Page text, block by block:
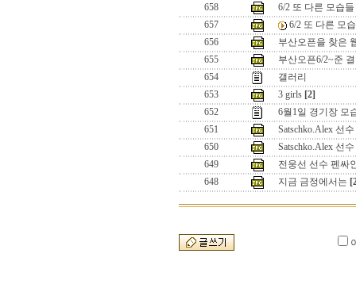
658
6/2 또 다른 모습들
657
6/2 또 다른 모
656
부산오픈을 찾은
655
부산오픈6/2~준
654
갤러리
653
3 girls [2]
652
6월1일 경기장 모
651
Satschko.Alex 선수
650
Satschko.Alex 선수
649
전웅선 선수 펜싸
648
지금 금정에서는